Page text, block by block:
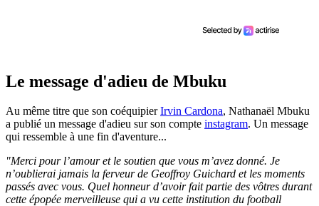
Le message d'adieu de Mbuku
Au même titre que son coéquipierIrvin Cardona, Nathanaël Mbuku
a publié un message d'adieu sur son compte instagram. Un message
qui ressemble à une fin d'aventure...
"Merci pour l’amour et le soutien que vous m’avez donné. Je
n’oublierai jamais la ferveur de Geoffroy Guichard et les moments
passés avec vous. Quel honneur d’avoir fait partie des vôtres durant
cette épopée merveilleuse qui a vu cette institution du football